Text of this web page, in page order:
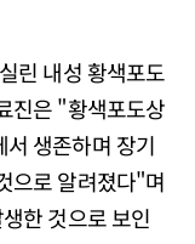
린 내성 황색포도
진은 "황색포도상
생존하며 장기
으로 알려졌다"며
한 것으로 보인